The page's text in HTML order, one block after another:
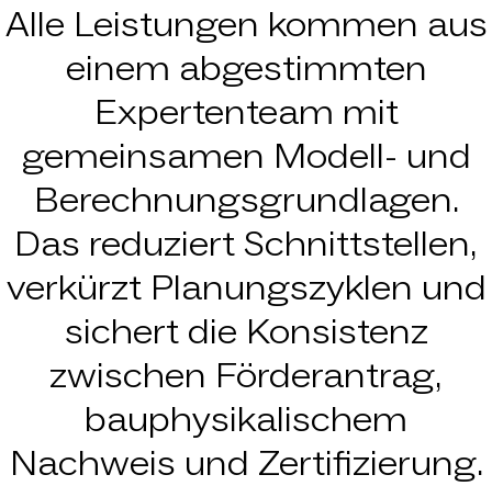
Alle Leistungen kommen aus
einem abgestimmten
Expertenteam mit
gemeinsamen Modell- und
Berechnungsgrundlagen.
Das reduziert Schnittstellen,
verkürzt Planungszyklen und
sichert die Konsistenz
zwischen Förderantrag,
bauphysikalischem
Nachweis und Zertifizierung.